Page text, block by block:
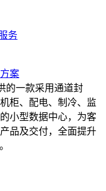
务
案
的一款采用通道封
柜、配电、制冷、监
小型数据中心，为客
品及交付，全面提升